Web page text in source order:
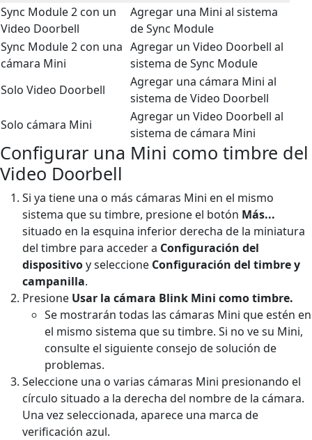
Sync Module 2 con un
Video Doorbell
Agregar una Mini al sistema
de Sync Module
Sync Module 2 con una
cámara Mini
Agregar un Video Doorbell al
sistema de Sync Module
Solo Video Doorbell
Agregar una cámara Mini al
sistema de Video Doorbell
Solo cámara Mini
Agregar un Video Doorbell al
sistema de cámara Mini
Configurar una Mini como timbre del
Video Doorbell
Si ya tiene una o más cámaras Mini en el mismo
sistema que su timbre, presione el botón Más...
situado en la esquina inferior derecha de la miniatura
del timbre para acceder a Configuración del
dispositivoy seleccione Configuración del timbre y
campanilla.
Presione Usar la cámara Blink Mini como timbre.
Se mostrarán todas las cámaras Mini que estén en
el mismo sistema que su timbre. Si no ve su Mini,
consulte el siguiente consejo de solución de
problemas.
Seleccione una o varias cámaras Mini presionando el
círculo situado a la derecha del nombre de la cámara.
Una vez seleccionada, aparece una marca de
verificación azul.